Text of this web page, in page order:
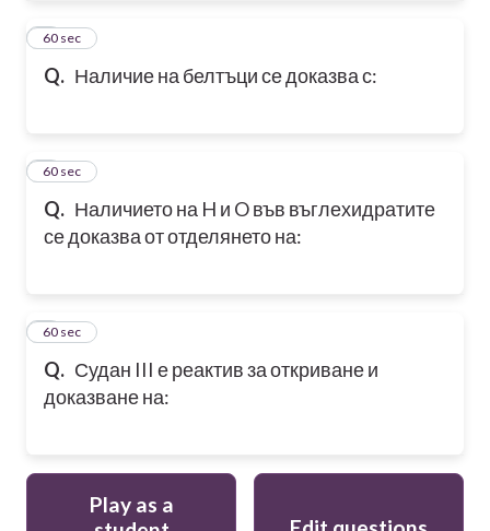
Q. Наличие на белтъци се доказва с:
760 sec
Q. Наличието на H и O във въглехидратите
се доказва от отделянето на:
860 sec
Q. Судан III е реактив за откриване и
доказване на:
960 sec
Play as a